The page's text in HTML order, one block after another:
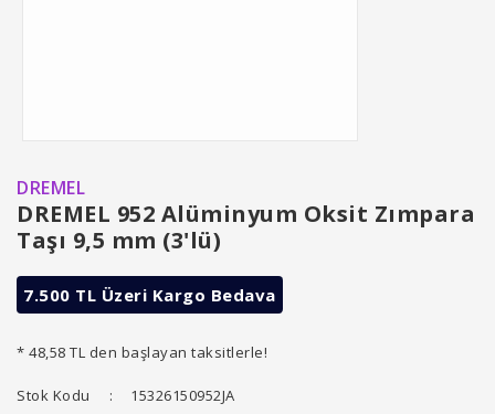
DREMEL
DREMEL 952 Alüminyum Oksit Zımpara
Taşı 9,5 mm (3'lü)
7.500 TL Üzeri Kargo Bedava
* 48,58 TL den başlayan taksitlerle!
Stok Kodu
15326150952JA